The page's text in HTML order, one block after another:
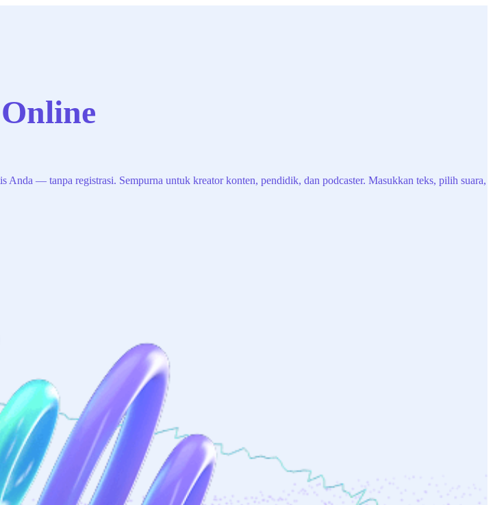
Anda — tanpa registrasi. Sempurna untuk kreator konten, pendidik, dan podcaster. Masukkan teks, pilih suara,